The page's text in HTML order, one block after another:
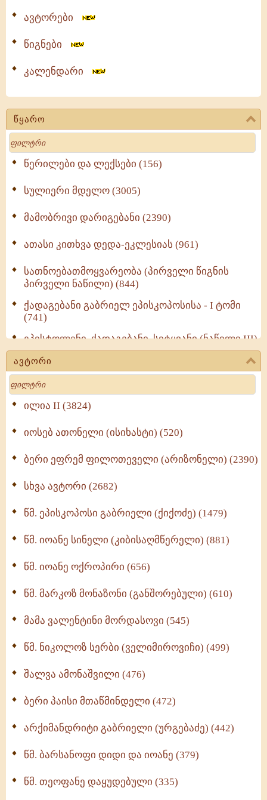
ავტორები
წიგნები
კალენდარი
წყარო
Search
წერილები და ლექსები (156)
სულიერი მდელო (3005)
მამობრივი დარიგებანი (2390)
ათასი კითხვა დედა-ეკლესიას (961)
სათნოებათმოყვარეობა (პირველი წიგნის
პირველი ნაწილი) (844)
ქადაგებანი გაბრიელ ეპისკოპოსისა - I ტომი
(741)
ეპისტოლენი, ქადაგებანი, სიტყვანი (ნაწილი III)
(723)
მოძღვრის ძალზე სასარგებლო რჩევები
მრევლისათვის (545)
Wisdomge (514)
ქადაგებანი გაბრიელ ეპისკოპოსისა - II ტომი
სულიერი ცხოვრების სახელმძღვანელო -
ნაწილი II (369)
ავტორი
Search
ილია II (3824)
იოსებ ათონელი (ისიხასტი) (520)
ბერი ეფრემ ფილოთეველი (არიზონელი) (2390)
სხვა ავტორი (2682)
წმ. ეპისკოპოსი გაბრიელი (ქიქოძე) (1479)
წმ. იოანე სინელი (კიბისაღმწერელი) (881)
წმ. იოანე ოქროპირი (656)
წმ. მარკოზ მონაზონი (განშორებული) (610)
მამა ვალენტინი მორდასოვი (545)
წმ. ნიკოლოზ სერბი (ველიმიროვიჩი) (499)
შალვა ამონაშვილი (476)
ბერი პაისი მთაწმინდელი (472)
არქიმანდრიტი გაბრიელი (ურგებაძე) (442)
წმ. ბარსანოფი დიდი და იოანე (379)
წმ. თეოფანე დაყუდებული (335)